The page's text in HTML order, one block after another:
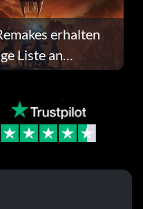
erhalten
Liste an